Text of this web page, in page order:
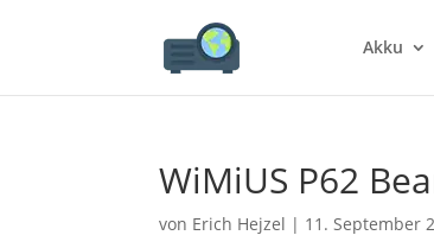
Akku
WiMiUS P62
von Erich Hejzel | 11. September